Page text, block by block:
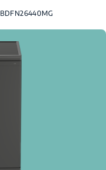
BDFN26440MG